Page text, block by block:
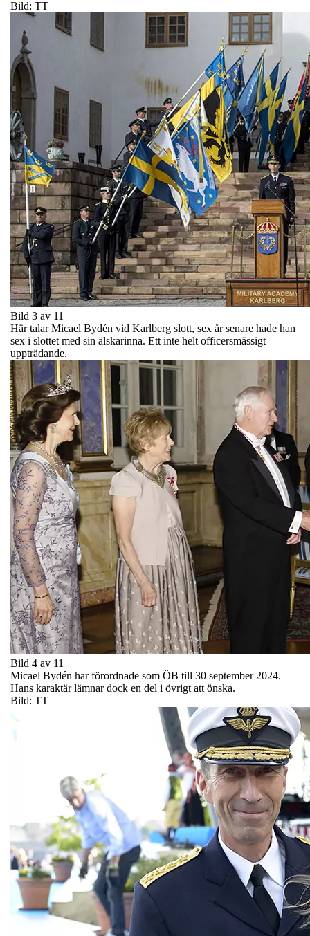
Bild: TT
Bild 3 av 11
Här talar Micael Bydén vid Karlberg slott, sex år senare hade han
sex i slottet med sin älskarinna. Ett inte helt officersmässigt
uppträdande.
Bild 4 av 11
Micael Bydén har förordnade som ÖB till 30 september 2024.
Hans karaktär lämnar dock en del i övrigt att önska.
Bild: TT